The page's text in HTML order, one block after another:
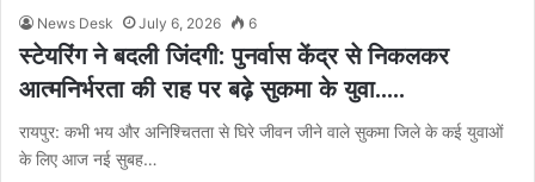
News Desk July 6, 2026 6
स्टेयरिंग ने बदली जिंदगी: पुनर्वास केंद्र से निकलकर
आत्मनिर्भरता की राह पर बढ़े सुकमा के युवा…..
रायपुर: कभी भय और अनिश्चितता से घिरे जीवन जीने वाले सुकमा जिले के कई युवाओं
के लिए आज नई सुबह…